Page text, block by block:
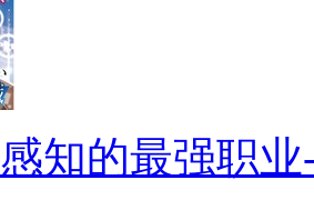
知的最强职